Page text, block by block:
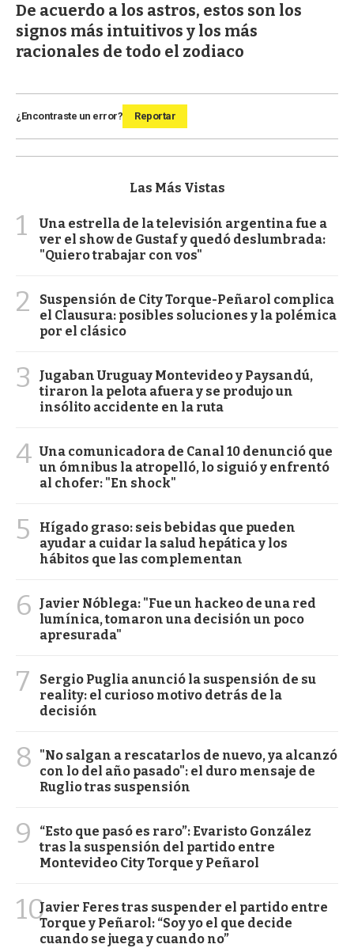
De acuerdo a los astros, estos son los
signos más intuitivos y los más
racionales de todo el zodiaco
¿Encontraste un error? Reportar
Las Más Vistas
1
Una estrella de la televisión argentina fue a
ver el show de Gustaf y quedó deslumbrada:
"Quiero trabajar con vos"
2
Suspensión de City Torque-Peñarol complica
el Clausura: posibles soluciones y la polémica
por el clásico
3
Jugaban Uruguay Montevideo y Paysandú,
tiraron la pelota afuera y se produjo un
insólito accidente en la ruta
4 Una comunicadora de Canal 10 denunció que
un ómnibus la atropelló, lo siguió y enfrentó
al chofer: "En shock"
5
Hígado graso: seis bebidas que pueden
ayudar a cuidar la salud hepática y los
hábitos que las complementan
6
Javier Nóblega: "Fue un hackeo de una red
lumínica, tomaron una decisión un poco
apresurada"
7
Sergio Puglia anunció la suspensión de su
reality: el curioso motivo detrás de la
decisión
8
"No salgan a rescatarlos de nuevo, ya alcanzó
con lo del año pasado": el duro mensaje de
Ruglio tras suspensión
9
“Esto que pasó es raro”: Evaristo González
tras la suspensión del partido entre
Montevideo City Torque y Peñarol
10Javier Feres tras suspender el partido entre
Torque y Peñarol: “Soy yo el que decide
cuando se juega y cuando no”